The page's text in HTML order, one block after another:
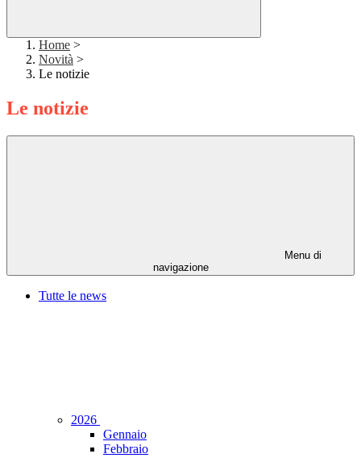
Home >
Novità >
Le notizie
Le notizie
Menu di
navigazione
Tutte le news
2026
Gennaio
Febbraio